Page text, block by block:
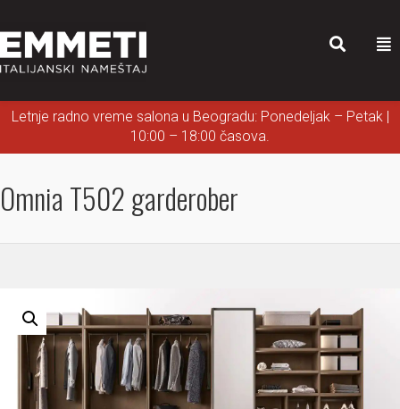
Letnje radno vreme salona u Beogradu: Ponedeljak – Petak |
10:00 – 18:00 časova.
Omnia T502 garderober